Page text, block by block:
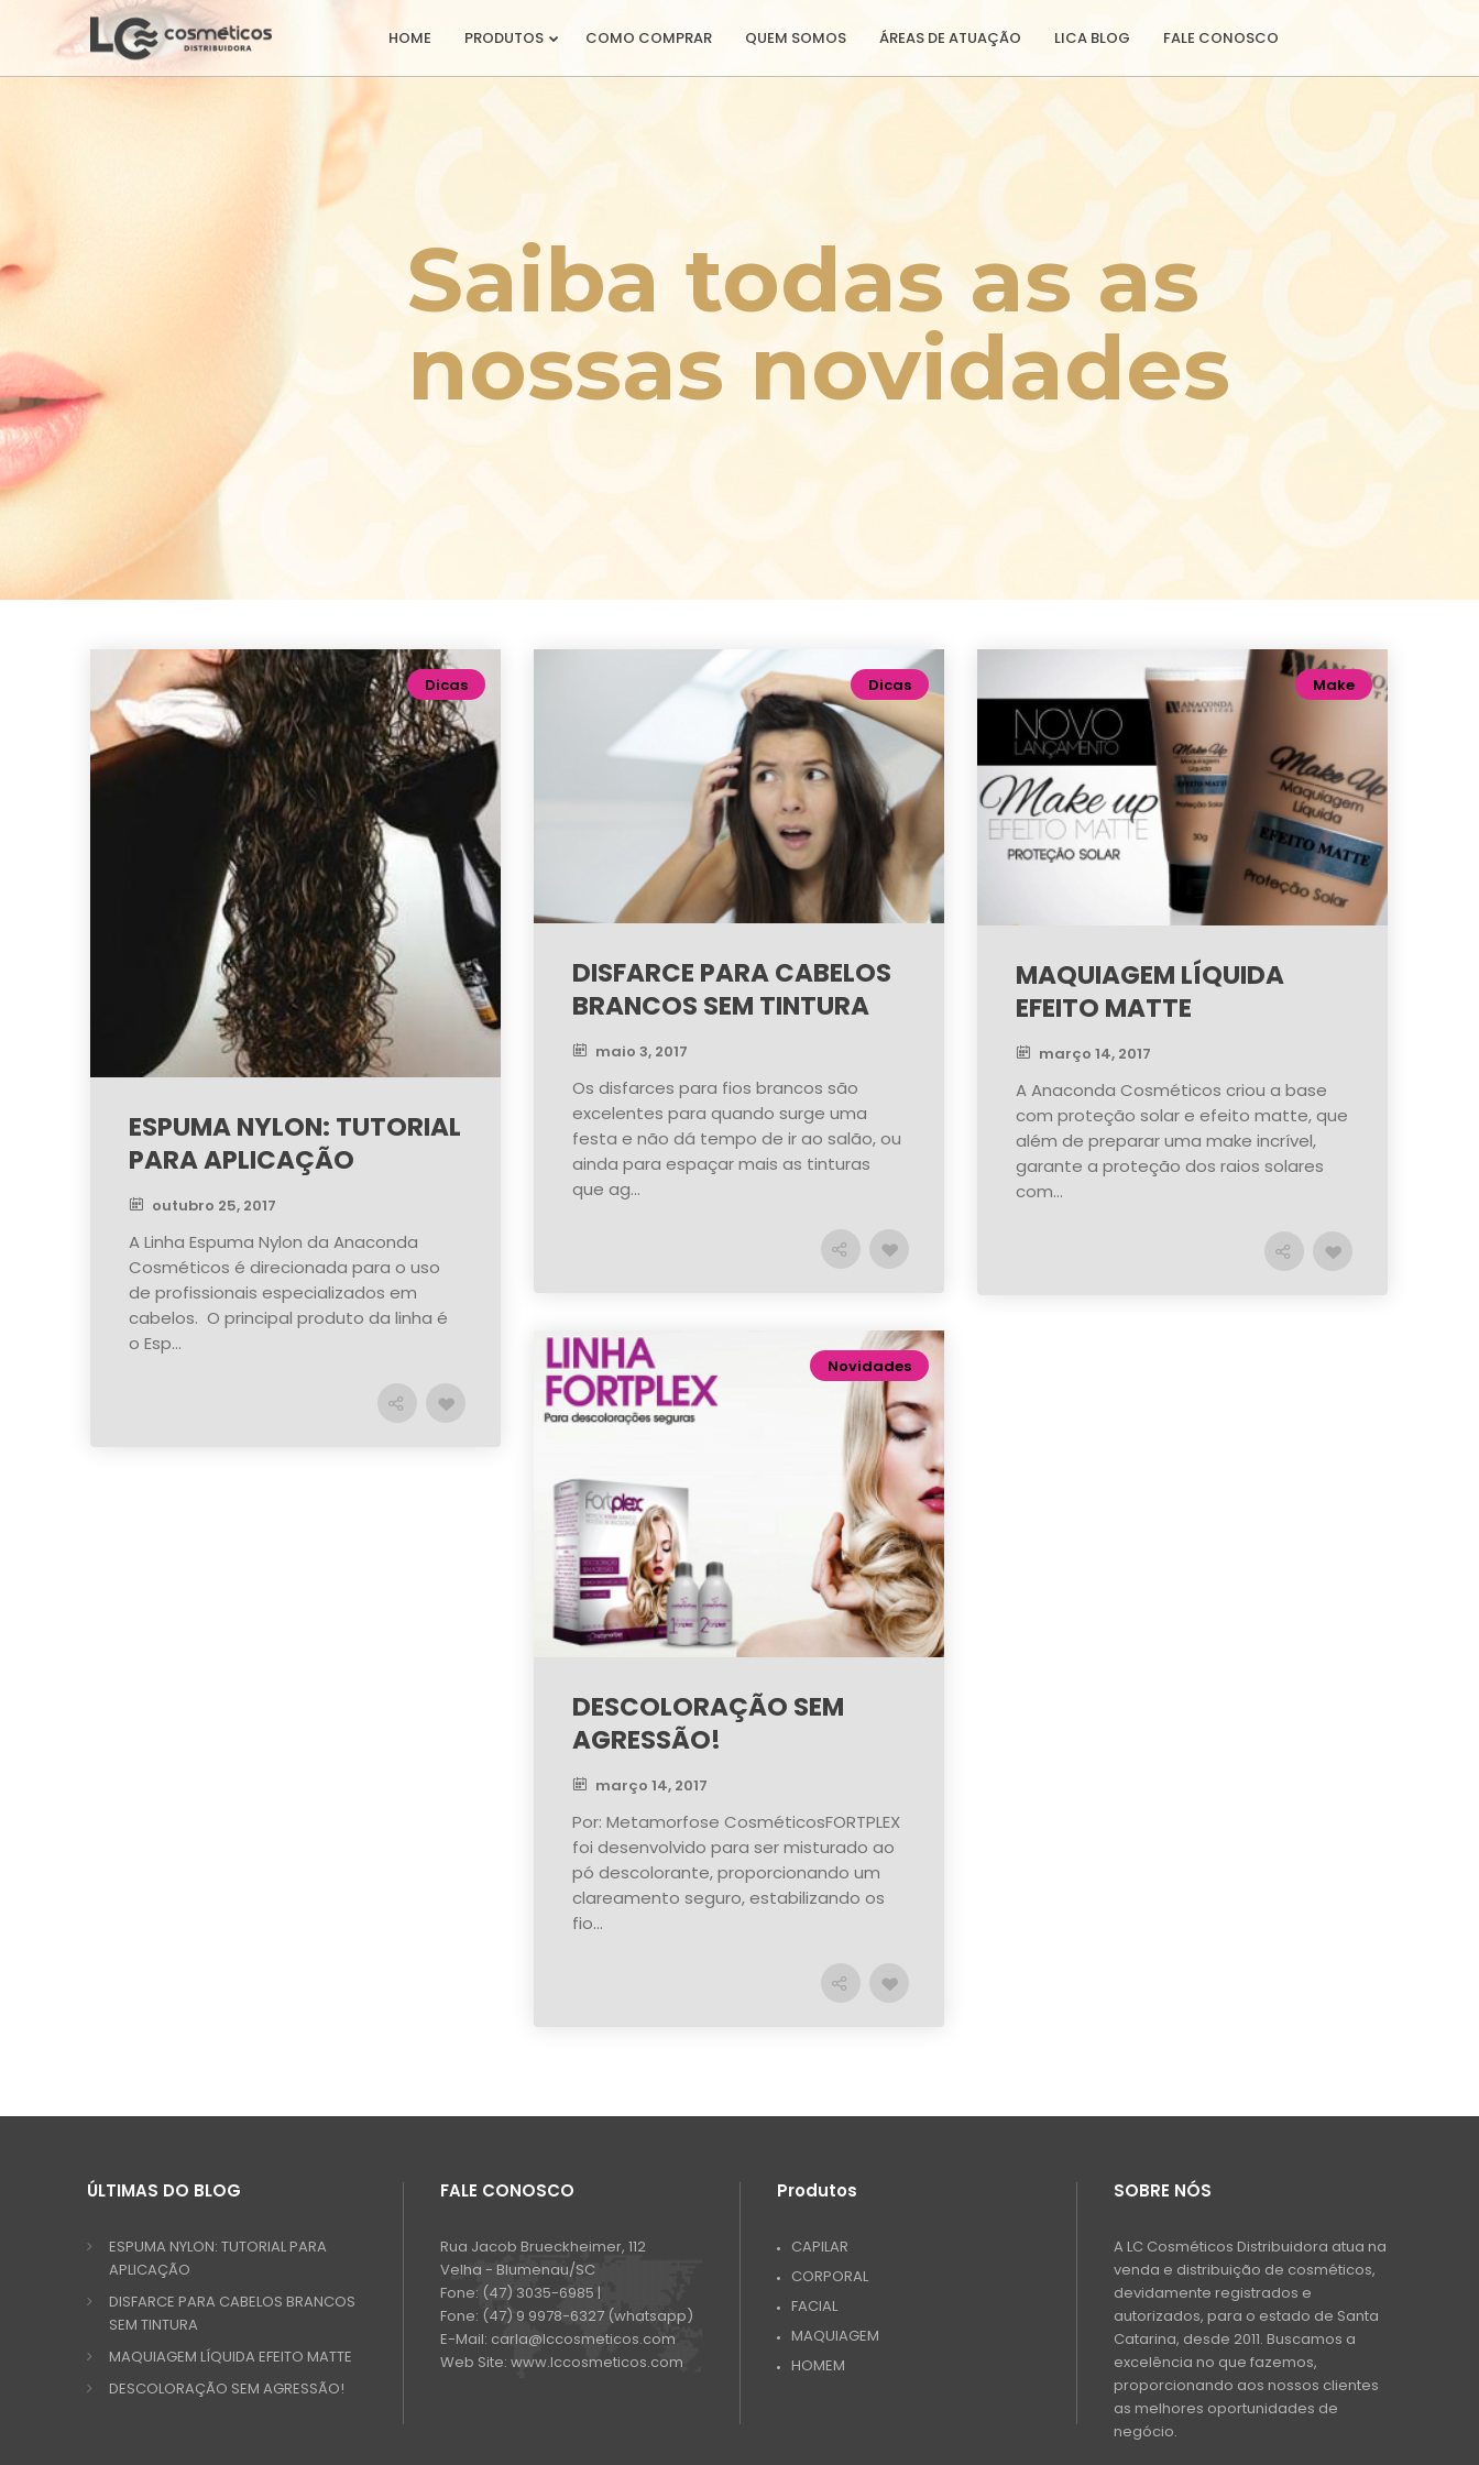
HOME PRODUTOS COMO COMPRAR QUEM SOMOS ÁREAS DE ATUAÇÃO LICA BLOG FALE CONOSCO
Saiba todas as as
nossas novidades
Dicas
ESPUMA NYLON: TUTORIAL
PARA APLICAÇÃO
outubro 25, 2017
A Linha Espuma Nylon da Anaconda
Cosméticos é direcionada para o uso
de profissionais especializados em
cabelos. O principal produto da linha é
o Esp...
Dicas
DISFARCE PARA CABELOS
BRANCOS SEM TINTURA
maio 3, 2017
Os disfarces para fios brancos são
excelentes para quando surge uma
festa e não dá tempo de ir ao salão, ou
ainda para espaçar mais as tinturas
que ag...
Make
MAQUIAGEM LÍQUIDA
EFEITO MATTE
março 14, 2017
A Anaconda Cosméticos criou a base
com proteção solar e efeito matte, que
além de preparar uma make incrível,
garante a proteção dos raios solares
com...
Novidades
DESCOLORAÇÃO SEM
AGRESSÃO!
março 14, 2017
Por: Metamorfose CosméticosFORTPLEX
foi desenvolvido para ser misturado ao
pó descolorante, proporcionando um
clareamento seguro, estabilizando os
fio...
ÚLTIMAS DO BLOG
ESPUMA NYLON: TUTORIAL PARA
APLICAÇÃO
DISFARCE PARA CABELOS BRANCOS
SEM TINTURA
MAQUIAGEM LÍQUIDA EFEITO MATTE
DESCOLORAÇÃO SEM AGRESSÃO!
FALE CONOSCO
Rua Jacob Brueckheimer, 112
Velha - Blumenau/SC
Fone: (47) 3035-6985 |
Fone: (47) 9 9978-6327 (whatsapp)
E-Mail: carla@lccosmeticos.com
Web Site: www.lccosmeticos.com
Produtos
CAPILAR
CORPORAL
FACIAL
MAQUIAGEM
HOMEM
SOBRE NÓS
A LC Cosméticos Distribuidora atua na
venda e distribuição de cosméticos,
devidamente registrados e
autorizados, para o estado de Santa
Catarina, desde 2011. Buscamos a
excelência no que fazemos,
proporcionando aos nossos clientes
as melhores oportunidades de
negócio.